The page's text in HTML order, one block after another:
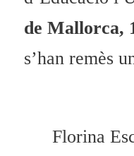
de Mallorca,
s’han remès
Florina